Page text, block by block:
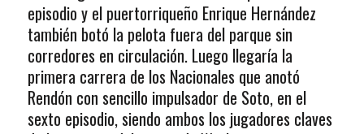
episodio y el puertorriqueño Enrique Hernández
también botó la pelota fuera del parque sin
corredores en circulación. Luego llegaría la
primera carrera de los Nacionales que anotó
Rendón con sencillo impulsador de Soto, en el
sexto episodio, siendo ambos los jugadores claves